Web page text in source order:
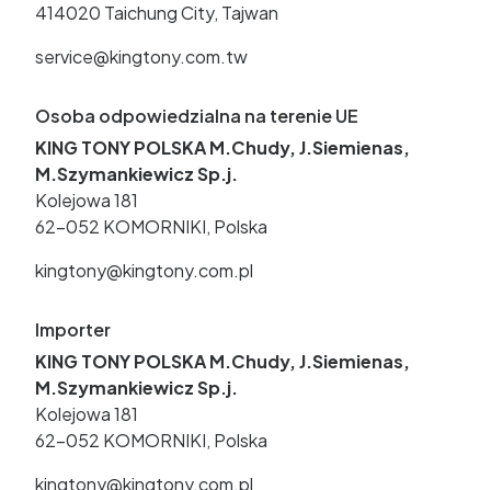
414020 Taichung City, Tajwan
service@kingtony.com.tw
Osoba odpowiedzialna na terenie UE
KING TONY POLSKA M.Chudy, J.Siemienas,
M.Szymankiewicz Sp.j.
Kolejowa 181
62-052 KOMORNIKI, Polska
kingtony@kingtony.com.pl
Importer
KING TONY POLSKA M.Chudy, J.Siemienas,
M.Szymankiewicz Sp.j.
Kolejowa 181
62-052 KOMORNIKI, Polska
kingtony@kingtony.com.pl